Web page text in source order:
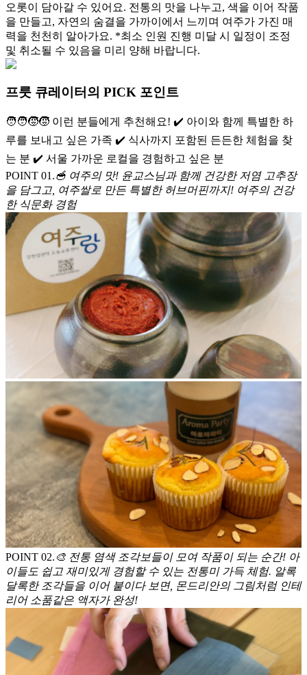
오롯이 담아갈 수 있어요. 전통의 맛을 나누고, 색을 이어 작품
을 만들고, 자연의 숨결을 가까이에서 느끼며 여주가 가진 매
력을 천천히 알아가요. *최소 인원 진행 미달 시 일정이 조정
및 취소될 수 있음을 미리 양해 바랍니다.
프룻 큐레이터의 PICK 포인트
🧑‍🧑‍🧒‍🧒 이런 분들에게 추천해요! ✔️ 아이와 함께 특별한 하
루를 보내고 싶은 가족 ✔️ 식사까지 포함된 든든한 체험을 찾
는 분 ✔️ 서울 가까운 로컬을 경험하고 싶은 분
POINT 01.🥣 여주의 맛! 윤교스님과 함께 건강한 저염 고추장
을 담그고, 여주쌀로 만든 특별한 허브머핀까지! 여주의 건강
한 식문화 경험
POINT 02.🎨 전통 염색 조각보들이 모여 작품이 되는 순간! 아
이들도 쉽고 재미있게 경험할 수 있는 전통미 가득 체험. 알록
달록한 조각들을 이어 붙이다 보면, 몬드리안의 그림처럼 인테
리어 소품같은 액자가 완성!